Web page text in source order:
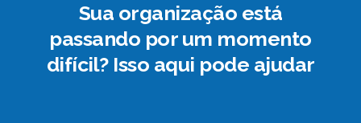
Sua organização está
passando por um momento
difícil? Isso aqui pode ajudar